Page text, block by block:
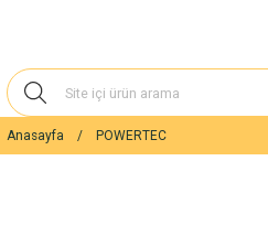
Anasayfa POWERTEC